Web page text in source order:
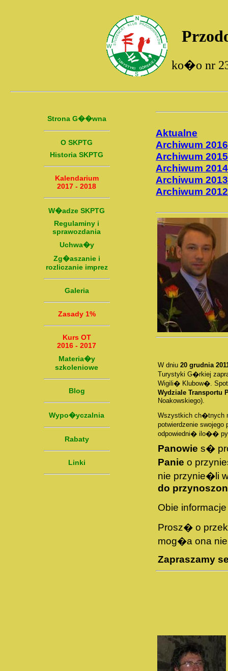
ko�o nr
Strona G��wna
O SKPTG
Historia SKPTG
Kalendarium
2017 - 2018
W�adze SKPTG
Regulaminy i
sprawozdania
Uchwa�y
Zg�aszanie i
rozliczanie imprez
Galeria
Zasady 1%
Kurs OT
2016 - 2017
Materia�y
szkoleniowe
Blog
Wypo�yczalnia
Rabaty
Linki
Aktualne
Archiwum 2016
Archiwum 2015
Archiwum 2014
Archiwum 2013
Archiwum 2012
W dniu 20 grudnia
Turystyki G�rkiej
Wigili� Klubow�.
Wydziale Transportu
Noakowskiego).
Wszystkich ch�tnych
potwierdzenie
odpowiedni� ilo��
Panowie s�
Panie o
nie przynie�li
do
Obie
Prosz� o
mog�a ona
Zapraszamy